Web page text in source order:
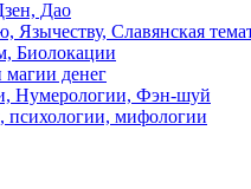
Дао
Язычеству, Славянская
Биолокации
магии денег
Нумерологии, Фэн-шуй
мифологии